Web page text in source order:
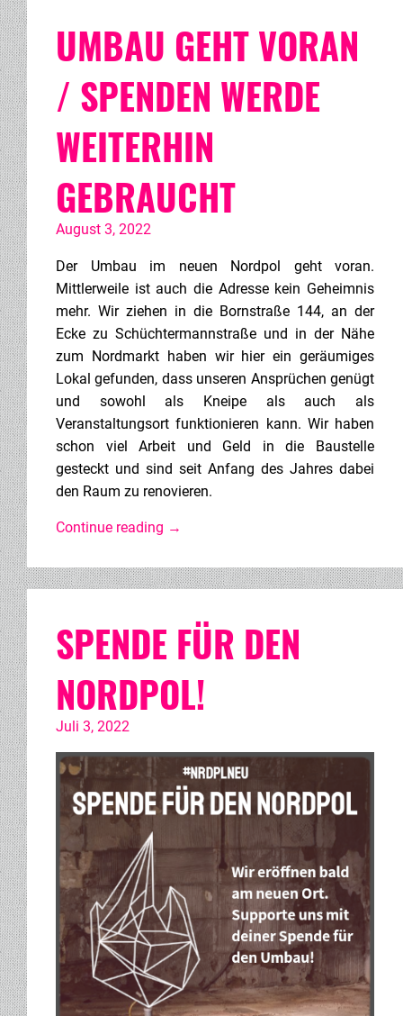
UMBAU GEHT VORAN
/ SPENDEN WERDE
WEITERHIN
GEBRAUCHT
August 3, 2022
Der Umbau im neuen Nordpol geht voran.
Mittlerweile ist auch die Adresse kein Geheimnis
mehr. Wir ziehen in die Bornstraße 144, an der
Ecke zu Schüchtermannstraße und in der Nähe
zum Nordmarkt haben wir hier ein geräumiges
Lokal gefunden, dass unseren Ansprüchen genügt
und sowohl als Kneipe als auch als
Veranstaltungsort funktionieren kann. Wir haben
schon viel Arbeit und Geld in die Baustelle
gesteckt und sind seit Anfang des Jahres dabei
den Raum zu renovieren.
Continue reading →
SPENDE FÜR DEN
NORDPOL!
Juli 3, 2022